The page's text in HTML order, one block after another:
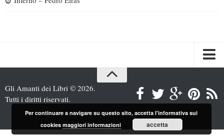
Recensioni
Interviste & Incontri
Bandi
Gli Amanti dei Libri © 2026.
Tutti i diritti riservati.
Per continuare a navigare su questo sito, accetta l'informativa sui
cookies maggiori informazioni accetta